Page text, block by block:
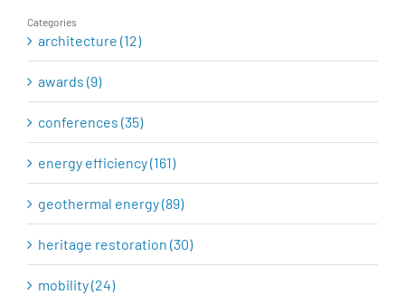
Categories
architecture (12)
awards (9)
conferences (35)
energy efficiency (161)
geothermal energy (89)
heritage restoration (30)
mobility (24)